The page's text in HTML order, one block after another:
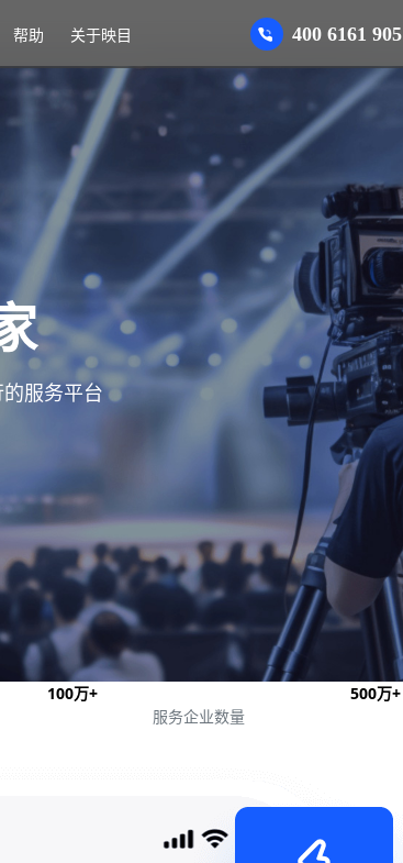
帮助 关于映目 400 6161 905
留档；企业用户优选照片直播平台
100万+
服务企业数量
500万+